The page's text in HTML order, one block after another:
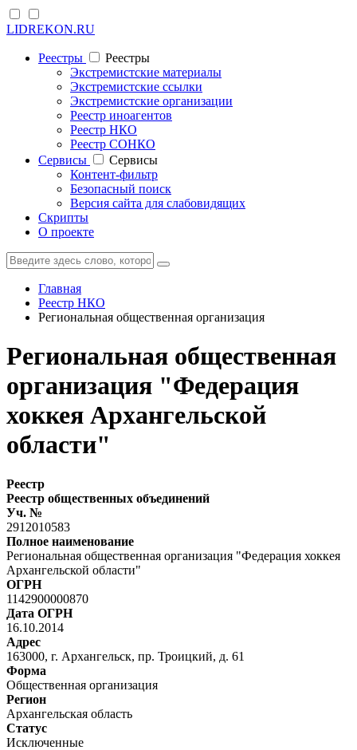
LIDREKON.RU
Реестры
Реестры
Экстремистские материалы
Экстремистские ссылки
Экстремистские организации
Реестр иноагентов
Реестр НКО
Реестр СОНКО
Cервисы
Cервисы
Контент-фильтр
Безопасный поиск
Версия сайта для слабовидящих
Скрипты
О проекте
Главная
Реестр НКО
Региональная общественная организация
Региональная общественная
организация "Федерация
хоккея Архангельской
области"
Реестр
Реестр общественных объединений
Уч. №
2912010583
Полное наименование
Региональная общественная организация "Федерация хоккея
Архангельской области"
ОГРН
1142900000870
Дата ОГРН
16.10.2014
Адрес
163000, г. Архангельск, пр. Троицкий, д. 61
Форма
Общественная организация
Регион
Архангельская область
Статус
Исключенные